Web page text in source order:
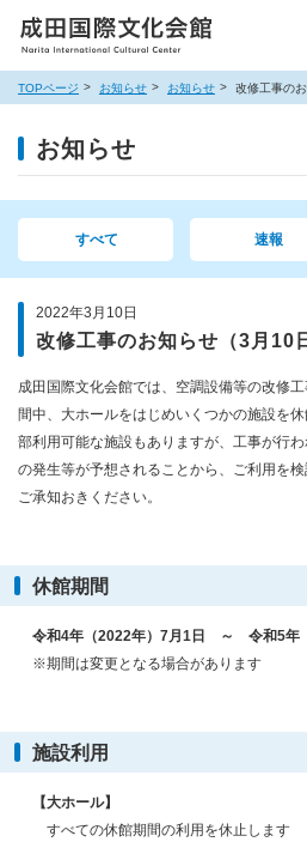
TOPページ お知らせ お知らせ 改修工事の
お知らせ
すべて 速報
2022年3月10日
改修工事のお知らせ（3月10
成田国際文化会館では、空調設備等の改修
間中、大ホールをはじめいくつかの施設を
部利用可能な施設もありますが、工事が行
の発生等が予想されることから、ご利用を
ご承知おきください。
休館期間
令和4年（2022年）7月1日 ～ 令和5年
※期間は変更となる場合があります
施設利用
【大ホール】
すべての休館期間の利用を休止します